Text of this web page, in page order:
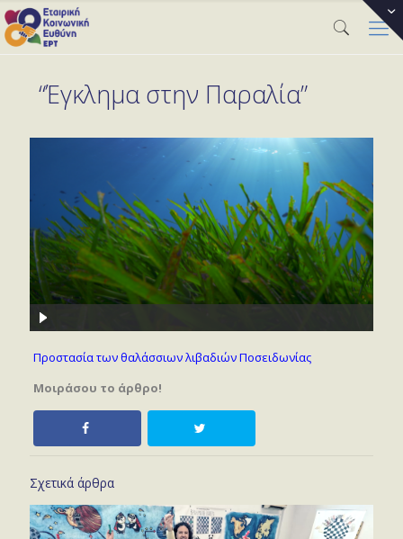
“Έγκλημα στην Παραλία”
Προστασία των θαλάσσιων λιβαδιών Ποσειδωνίας
Μοιράσου το άρθρο!
Σχετικά άρθρα